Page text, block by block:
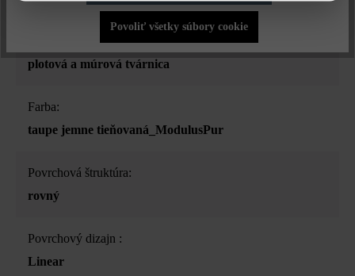
Druh produktu:
plotová a múrová tvárnica
Farba:
taupe jemne tieňovaná_ModulusPur
Povrchová štruktúra:
rovný
Povrchový dizajn :
Linear
Povoliť všetky súbory cookie